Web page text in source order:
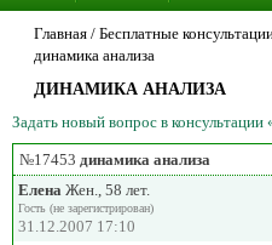
Стать консультантом нашего сайта
Главная / Бесплатные
динамика анализа
ДИНАМИКА АНАЛИЗА
Задать новый вопрос в
№17453 динамика анализа
Елена Жен., 58 лет.
Гость (не зарегистрирован)
31.12.2007 17:10